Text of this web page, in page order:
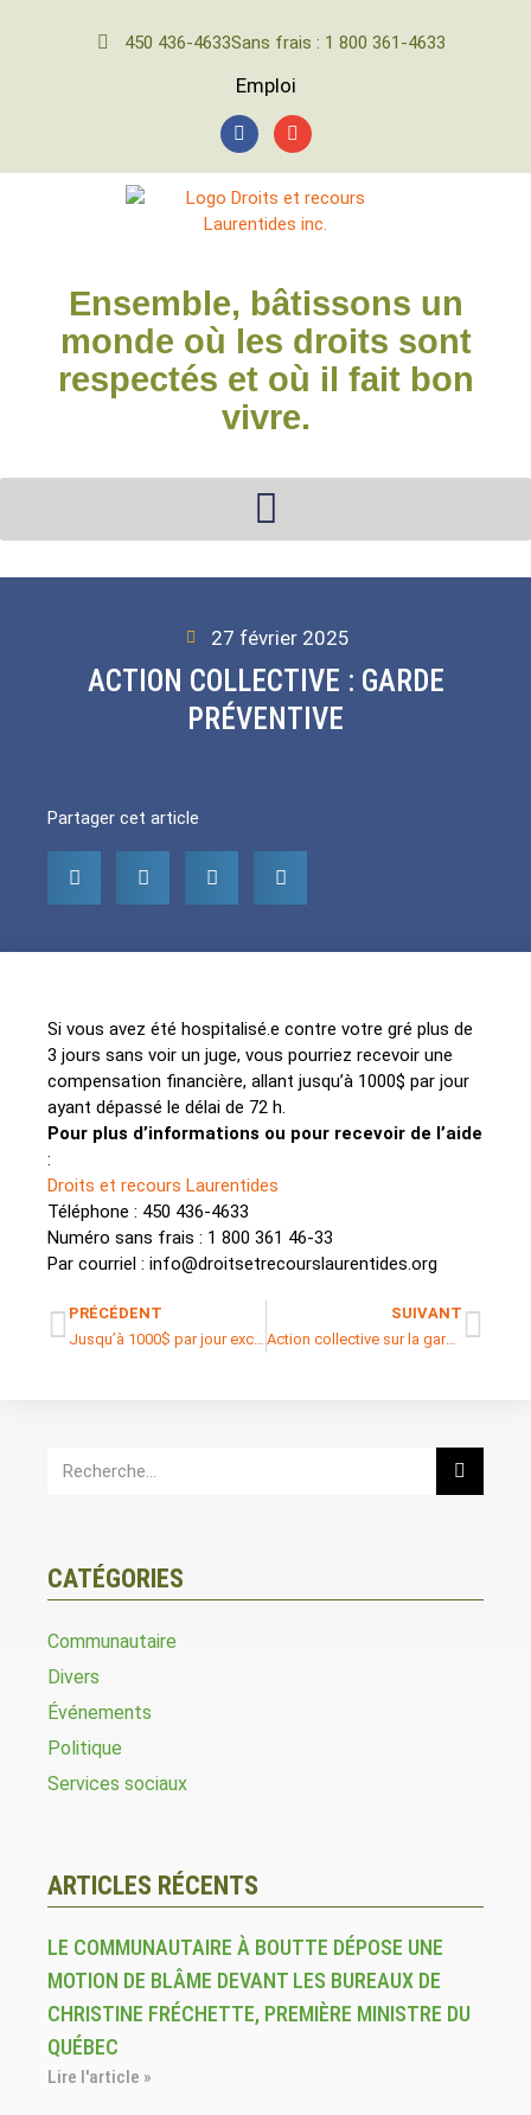
450 436-4633Sans frais : 1 800 361-4633
Emploi
Ensemble, bâtissons un
monde où les droits sont
respectés et où il fait bon
vivre.
27 février 2025
ACTION COLLECTIVE : GARDE
PRÉVENTIVE
Partager cet article
Si vous avez été hospitalisé.e contre votre gré plus de
3 jours sans voir un juge, vous pourriez recevoir une
compensation financière, allant jusqu’à 1000$ par jour
ayant dépassé le délai de 72 h.
Pour plus d’informations ou pour recevoir de l’aide
:
Droits et recours Laurentides
Téléphone : 450 436-4633
Numéro sans frais : 1 800 361 46-33
Par courriel : info@droitsetrecourslaurentides.org
PRÉCÉDENT
SUIVANT
Action collective sur la garde préventive
CATÉGORIES
Communautaire
Divers
Événements
Politique
Services sociaux
ARTICLES RÉCENTS
LE COMMUNAUTAIRE À BOUTTE DÉPOSE UNE
MOTION DE BLÂME DEVANT LES BUREAUX DE
CHRISTINE FRÉCHETTE, PREMIÈRE MINISTRE DU
QUÉBEC
Lire l'article »